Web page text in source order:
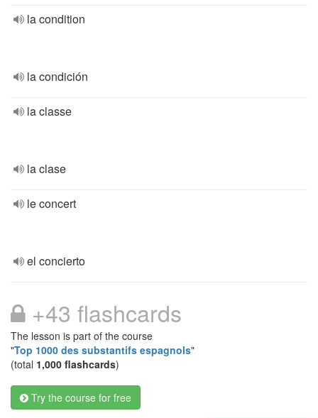
la condition
la condición
la classe
la clase
le concert
el concierto
+43 flashcards
The lesson is part of the course
"Top 1000 des substantifs espagnols"
(total 1,000 flashcards)
Try the course for free